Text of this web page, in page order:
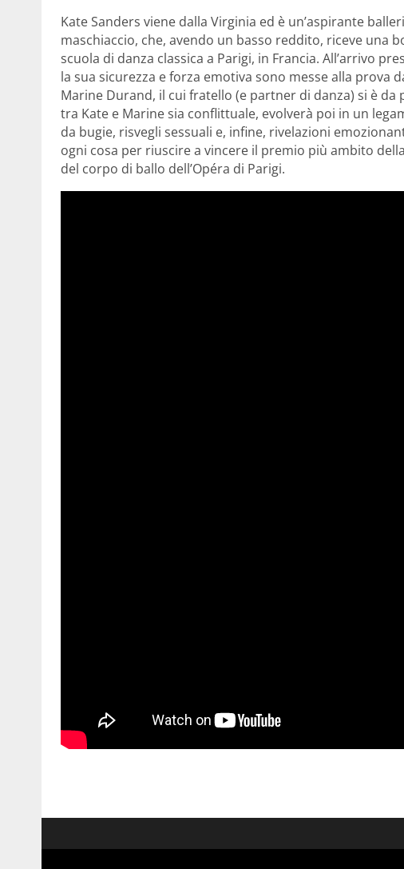
Kate Sanders viene dalla Virginia ed è un’aspirante
maschiaccio, che, avendo un basso reddito, riceve una
scuola di danza classica a Parigi, in Francia. All’arrivo
la sua sicurezza e forza emotiva sono messe alla prova
Marine Durand, il cui fratello (e partner di danza) si è
tra Kate e Marine sia conflittuale, evolverà poi in un
da bugie, risvegli sessuali e, infine, rivelazioni
ogni cosa per riuscire a vincere il premio più ambito
del corpo di ballo dell’Opéra di Parigi.